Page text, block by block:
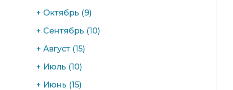
+ Октябрь (9)
+ Сентябрь (10)
+ Август (15)
+ Июль (10)
+ Июнь (15)